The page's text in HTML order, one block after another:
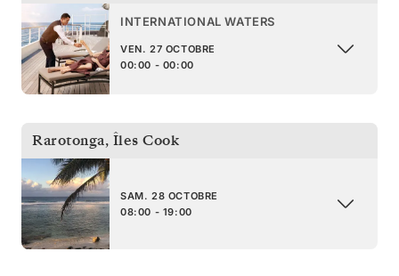
INTERNATIONAL WATERS
VEN. 27 OCTOBRE
00:00 - 00:00
Rarotonga, Îles Cook
SAM. 28 OCTOBRE
08:00 - 19:00